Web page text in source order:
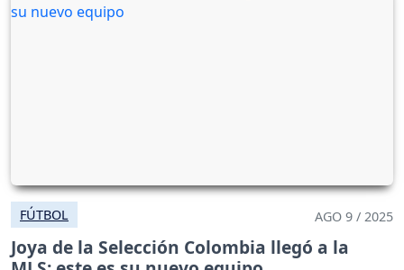
FÚTBOL AGO 9 / 2025
Joya de la Selección Colombia llegó a la